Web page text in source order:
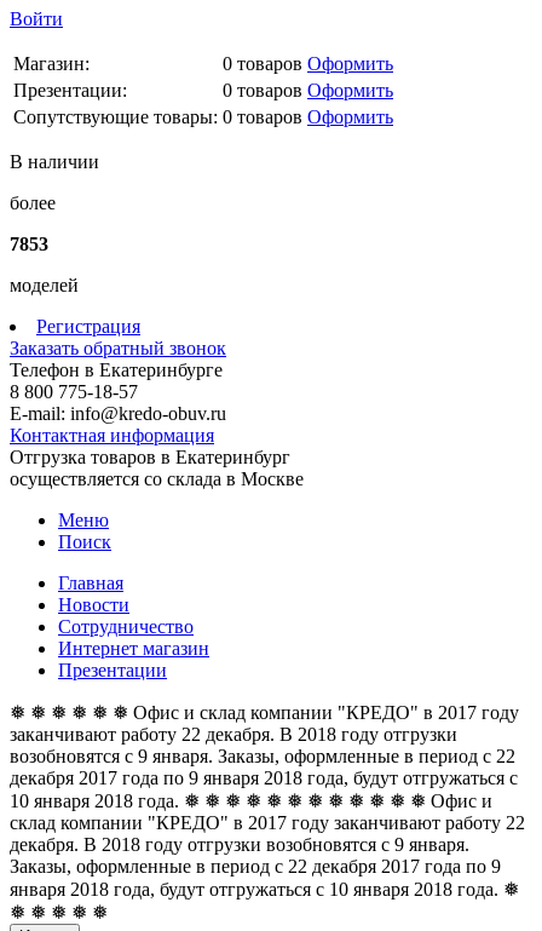
Войти
Магазин: 0 товаров Оформить
Презентации:
0 товаров Оформить
Сопутствующие товары: 0 товаров Оформить
В наличии
более
7853
моделей
Регистрация
Заказать обратный звонок
Телефон в Екатеринбурге
8 800 775-18-57
E-mail: info@kredo-obuv.ru
Контактная информация
Отгрузка товаров в Екатеринбург
осуществляется со склада в Москве
Меню
Поиск
Главная
Новости
Сотрудничество
Интернет магазин
Презентации
❅ ❅ ❅ ❅ ❅ ❅ Офис и склад компании "КРЕДО" в 2017 году
заканчивают работу 22 декабря. В 2018 году отгрузки
возобновятся с 9 января. Заказы, оформленные в период с 22
декабря 2017 года по 9 января 2018 года, будут отгружаться с
10 января 2018 года. ❅ ❅ ❅ ❅ ❅ ❅ ❅ ❅ ❅ ❅ ❅ ❅ Офис и
склад компании "КРЕДО" в 2017 году заканчивают работу 22
декабря. В 2018 году отгрузки возобновятся с 9 января.
Заказы, оформленные в период с 22 декабря 2017 года по 9
января 2018 года, будут отгружаться с 10 января 2018 года. ❅
❅ ❅ ❅ ❅ ❅